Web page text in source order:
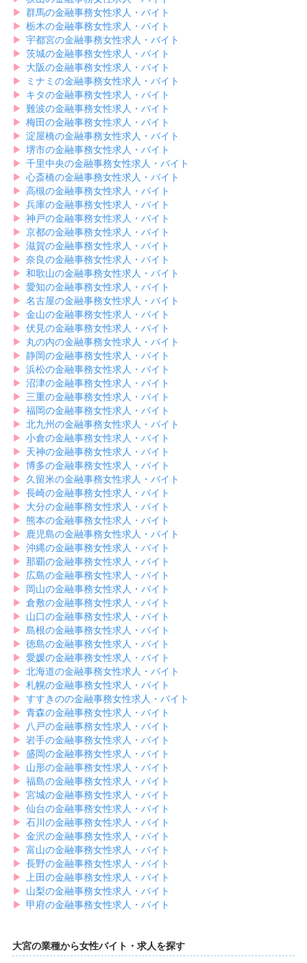
▶︎ 群馬の金融事務女性求人・バイト
▶︎ 栃木の金融事務女性求人・バイト
▶︎ 宇都宮の金融事務女性求人・バイト
▶︎ 茨城の金融事務女性求人・バイト
▶︎ 大阪の金融事務女性求人・バイト
▶︎
ミナミの金融事務女性求人・バイト
▶︎ キタの金融事務女性求人・バイト
▶︎ 難波の金融事務女性求人・バイト
▶︎ 梅田の金融事務女性求人・バイト
▶︎ 淀屋橋の金融事務女性求人・バイト
▶︎ 堺市の金融事務女性求人・バイト
▶︎ 千里中央の金融事務女性求人・バイト
▶︎ 心斎橋の金融事務女性求人・バイト
▶︎ 高槻の金融事務女性求人・バイト
▶︎ 兵庫の金融事務女性求人・バイト
▶︎ 神戸の金融事務女性求人・バイト
▶︎ 京都の金融事務女性求人・バイト
▶︎ 滋賀の金融事務女性求人・バイト
▶︎ 奈良の金融事務女性求人・バイト
▶︎ 和歌山の金融事務女性求人・バイト
▶︎ 愛知の金融事務女性求人・バイト
▶︎ 名古屋の金融事務女性求人・バイト
▶︎ 金山の金融事務女性求人・バイト
▶︎ 伏見の金融事務女性求人・バイト
▶︎ 丸の内の金融事務女性求人・バイト
▶︎ 静岡の金融事務女性求人・バイト
▶︎ 浜松の金融事務女性求人・バイト
▶︎ 沼津の金融事務女性求人・バイト
▶︎ 三重の金融事務女性求人・バイト
▶︎ 福岡の金融事務女性求人・バイト
▶︎ 北九州の金融事務女性求人・バイト
▶︎ 小倉の金融事務女性求人・バイト
▶︎ 天神の金融事務女性求人・バイト
▶︎ 博多の金融事務女性求人・バイト
▶︎ 久留米の金融事務女性求人・バイト
▶︎ 長崎の金融事務女性求人・バイト
▶︎ 大分の金融事務女性求人・バイト
▶︎ 熊本の金融事務女性求人・バイト
▶︎ 鹿児島の金融事務女性求人・バイト
▶︎ 沖縄の金融事務女性求人・バイト
▶︎ 那覇の金融事務女性求人・バイト
▶︎ 広島の金融事務女性求人・バイト
▶︎ 岡山の金融事務女性求人・バイト
▶︎ 倉敷の金融事務女性求人・バイト
▶︎ 山口の金融事務女性求人・バイト
▶︎ 島根の金融事務女性求人・バイト
▶︎ 徳島の金融事務女性求人・バイト
▶︎ 愛媛の金融事務女性求人・バイト
▶︎ 北海道の金融事務女性求人・バイト
▶︎ 札幌の金融事務女性求人・バイト
▶︎ すすきのの金融事務女性求人・バイト
▶︎ 青森の金融事務女性求人・バイト
▶︎ 八戸の金融事務女性求人・バイト
▶︎ 岩手の金融事務女性求人・バイト
▶︎ 盛岡の金融事務女性求人・バイト
▶︎ 山形の金融事務女性求人・バイト
▶︎ 福島の金融事務女性求人・バイト
▶︎ 宮城の金融事務女性求人・バイト
▶︎ 仙台の金融事務女性求人・バイト
▶︎ 石川の金融事務女性求人・バイト
▶︎ 金沢の金融事務女性求人・バイト
▶︎ 富山の金融事務女性求人・バイト
▶︎ 長野の金融事務女性求人・バイト
▶︎
上田の金融事務女性求人・バイト
▶︎ 山梨の金融事務女性求人・バイト
▶︎ 甲府の金融事務女性求人・バイト
大宮の業種から女性バイト・求人を探す